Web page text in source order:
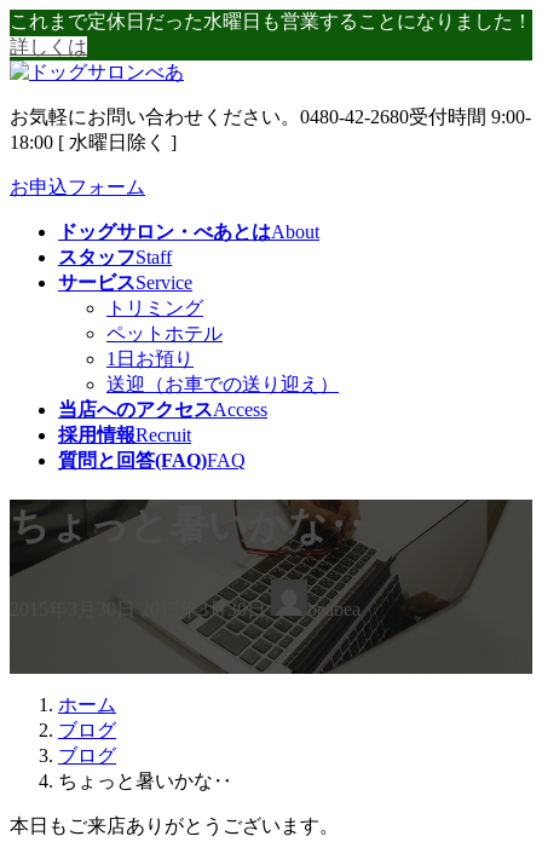
コ
ン
テ
ツ
へ
キ
ナ
ビ
ゲ
シ
ョ
に
これまで定休日だった水曜日も営業することになりました！
詳しくは
お気軽にお問い合わせください。 0480-42-2680受付時間 9:00-
18:00 [ 水曜日除く ]
お申込フォーム
ドッグサロン・べあとはAbout
スタッフStaff
サービスService
トリミング
ペットホテル
1日お預り
送迎（お車での送り迎え）
当店へのアクセスAccess
採用情報Recruit
質問と回答(FAQ)FAQ
ちょっと暑いかな‥
2015年3月30日終2015年3月30日 beabea
ホーム
ブログ
ブログ
ちょっと暑いかな‥
本日もご来店ありがとうございます。